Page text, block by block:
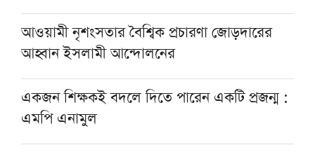
আওয়ামী নৃশংসতার বৈশ্বিক প্রচারণা জোড়দারের
আহ্বান ইসলামী আন্দোলনের
একজন শিক্ষকই বদলে দিতে পারেন একটি প্রজন্ম :
এমপি এনামুল